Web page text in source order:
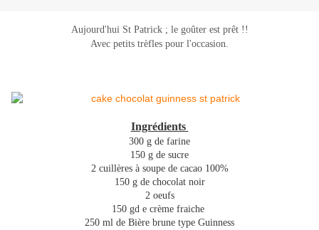
Aujourd'hui St Patrick ; le goûter est prêt !!
Avec petits trèfles pour l'occasion.
Ingrédients
300 g de farine
150 g de sucre
2 cuillères à soupe de cacao 100%
150 g de chocolat noir
2 oeufs
150 gd e crème fraiche
250 ml de Bière brune type Guinness